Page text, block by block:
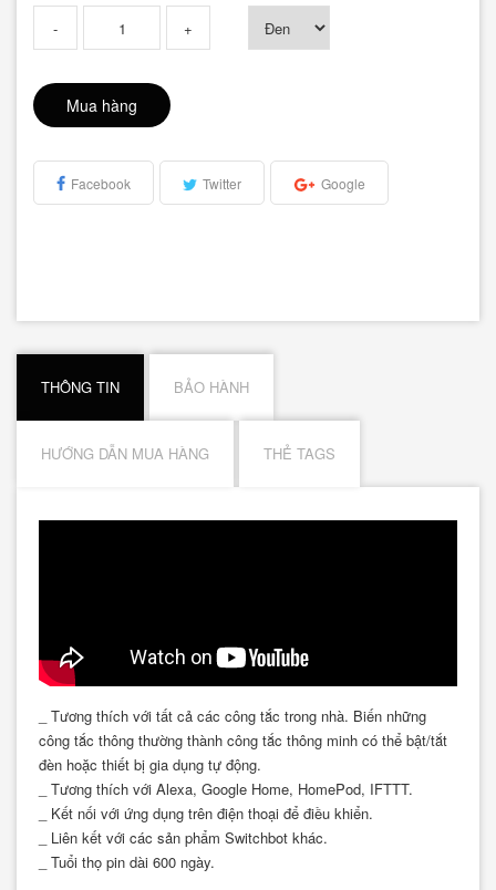
-
+
Mua hàng
Facebook Twitter Google
THÔNG TIN BẢO HÀNH
HƯỚNG DẪN MUA HÀNG THẺ TAGS
_ Tương thích với tất cả các công tắc trong nhà. Biến những
công tắc thông thường thành công tắc thông minh có thể bật/tắt
đèn hoặc thiết bị gia dụng tự động.
_ Tương thích với Alexa, Google Home, HomePod, IFTTT.
_ Kết nối với ứng dụng trên điện thoại để điều khiển.
_ Liên kết với các sản phẩm Switchbot khác.
_ Tuổi thọ pin dài 600 ngày.